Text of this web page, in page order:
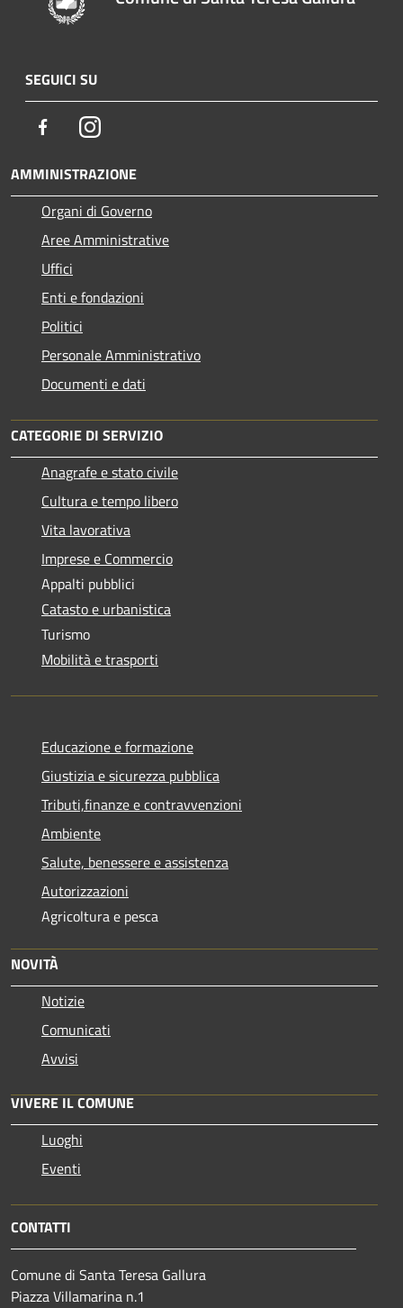
SEGUICI SU
FacebookInstagram
AMMINISTRAZIONE
Organi di Governo
Aree Amministrative
Uffici
Enti e fondazioni
Politici
Personale Amministrativo
Documenti e dati
CATEGORIE DI SERVIZIO
Anagrafe e stato civile
Cultura e tempo libero
Vita lavorativa
Imprese e Commercio
Appalti pubblici
Catasto e urbanistica
Turismo
Mobilità e trasporti
Educazione e formazione
Giustizia e sicurezza pubblica
Tributi,finanze e contravvenzioni
Ambiente
Salute, benessere e assistenza
Autorizzazioni
Agricoltura e pesca
NOVITÀ
Notizie
Comunicati
Avvisi
VIVERE IL COMUNE
Luoghi
Eventi
CONTATTI
Comune di Santa Teresa Gallura
Piazza Villamarina n.1